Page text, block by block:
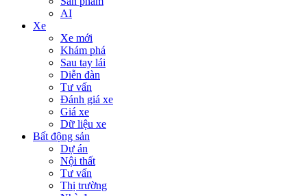
AI
Xe
Xe mới
Khám phá
Sau tay lái
Diễn đàn
Tư vấn
Đánh giá xe
Giá xe
Dữ liệu xe
Bất động sản
Dự án
Nội thất
Tư vấn
Thị trường